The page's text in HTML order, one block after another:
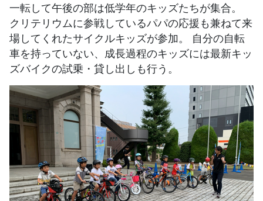
一転して午後の部は低学年のキッズたちが集合。
クリテリウムに参戦しているパパの応援も兼ねて来
場してくれたサイクルキッズが参加。 自分の自転
車を持っていない、成長過程のキッズには最新キッ
ズバイクの試乗・貸し出しも行う。